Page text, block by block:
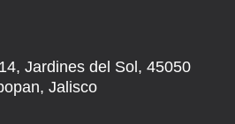
Jardines del Sol, 45050
Jalisco